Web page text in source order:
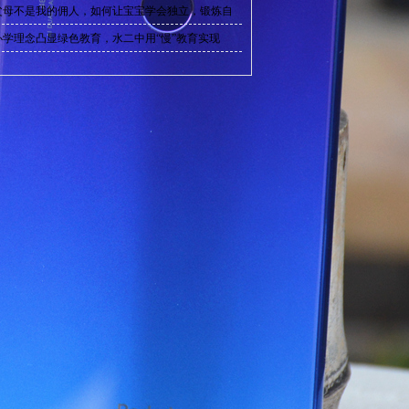
母不是我的佣人，如何让宝宝学会独立，锻炼自
学理念凸显绿色教育，水二中用“慢”教育实现